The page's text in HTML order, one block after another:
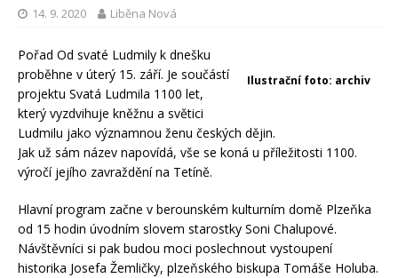
14. 9. 2020 Liběna Nová
Ilustrační foto: archiv
Pořad Od svaté Ludmily k dnešku
proběhne v úterý 15. září. Je součástí
projektu Svatá Ludmila 1100 let,
který vyzdvihuje kněžnu a světici
Ludmilu jako významnou ženu českých dějin.
Jak už sám název napovídá, vše se koná u příležitosti 1100.
výročí jejího zavraždění na Tetíně.
Hlavní program začne v berounském kulturním domě Plzeňka
od 15 hodin úvodním slovem starostky Soni Chalupové.
Návštěvníci si pak budou moci poslechnout vystoupení
historika Josefa Žemličky, plzeňského biskupa Tomáše Holuba.